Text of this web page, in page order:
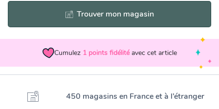
Trouver mon magasin
Cumulez 1 points fidélité avec cet article
450 magasins en France et à l’étranger